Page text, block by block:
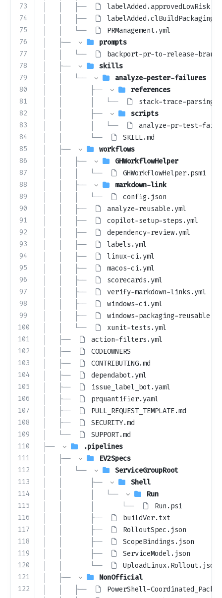
73
74
75
76
77
78
79
80
81
82
83
84
85
86
87
88
89
90
91
92
93
94
95
96
97
98
99
100
101
102
103
104
105
106
107
108
109
110
111
112
113
114
115
116
117
118
119
120
121
122
│   │   ├──
│   │   ├──
│   │   └──
PRManagement.yml
│   ├──
prompts
│   │   └──
backport-pr-to-release-
│   ├──
skills
│   │   └──
analyze-pester-failures
│   │       ├──
references
│   │       │   └──
stack-trace-
│   │       ├──
scripts
│   │       │   └──
analyze-pr-test-
│   │       └──
SKILL.md
│   ├──
workflows
│   │   ├──
GHWorkflowHelper
│   │   │   └──
GHWorkflowHelper.psm1
│   │   ├──
markdown-link
│   │   │   └──
config.json
│   │   ├──
analyze-reusable.yml
│   │   ├──
copilot-setup-steps.yml
│   │   ├──
dependency-review.yml
│   │   ├──
labels.yml
│   │   ├──
linux-ci.yml
│   │   ├──
macos-ci.yml
│   │   ├──
scorecards.yml
│   │   ├──
verify-markdown-links.yml
│   │   ├──
windows-ci.yml
│   │   ├──
windows-packaging-
│   │   └──
xunit-tests.yml
│   ├──
action-filters.yml
│   ├──
CODEOWNERS
│   ├──
CONTRIBUTING.md
│   ├──
dependabot.yml
│   ├──
issue_label_bot.yaml
│   ├──
prquantifier.yaml
│   ├──
PULL_REQUEST_TEMPLATE.md
│   ├──
SECURITY.md
│   └──
SUPPORT.md
├──
.pipelines
│   ├──
EV2Specs
│   │   └──
ServiceGroupRoot
│   │       ├──
Shell
│   │       │   └──
Run
│   │       │       └──
Run.ps1
│   │       ├──
buildVer.txt
│   │       ├──
RolloutSpec.json
│   │       ├──
ScopeBindings.json
│   │       ├──
ServiceModel.json
│   │       └──
UploadLinux.Rollout.json
│   ├──
NonOfficial
│   │   ├──
PowerShell-